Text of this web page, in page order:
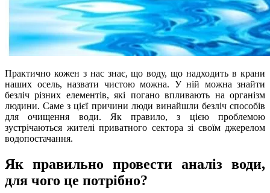
Практично кожен з нас знає, що воду, що надходить в крани
наших осель, назвати чистою можна. У ній можна знайти
безліч різних елементів, які погано впливають на організм
людини. Саме з цієї причини люди винайшли безліч способів
для очищення води. Як правило, з цією проблемою
зустрічаються жителі приватного сектора зі своїм джерелом
водопостачання.
Як правильно провести аналіз води,
для чого це потрібно?